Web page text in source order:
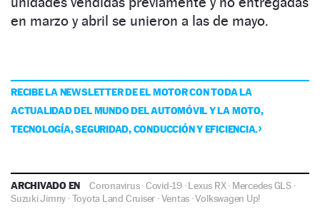
en marzo y abril se unieron a las de mayo.
RECIBE LA NEWSLETTER DE EL MOTOR CON TODA LA
ACTUALIDAD DEL MUNDO DEL AUTOMÓVIL Y LA MOTO,
TECNOLOGÍA, SEGURIDAD, CONDUCCIÓN Y EFICIENCIA.
ARCHIVADO EN Coronavirus·Covid-19·Lexus RX· Mercedes GLS ·
Suzuki Jimny ·Toyota Land Cruiser ·Ventas ·Volkswagen Up!